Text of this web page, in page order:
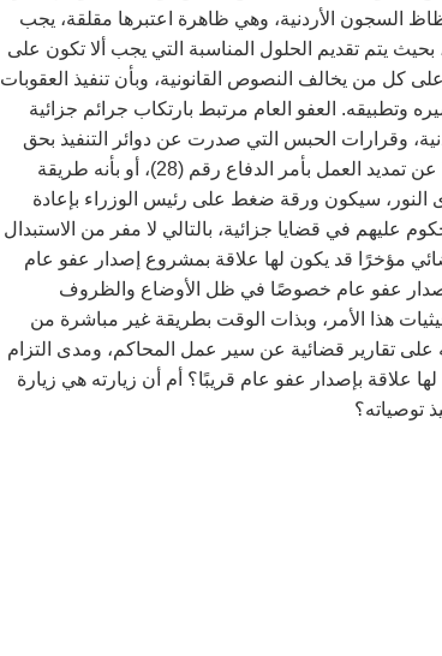
السجون الأردنية، وهي ظاهرة اعتبرها مقلقة، يجب
يتم تقديم الحلول المناسبة التي يجب ألا تكون على
كل من يخالف النصوص القانونية، وبأن تنفيذ العقوبات
وتطبيقه. العفو العام مرتبط بارتكاب جرائم جزائية
وقرارات الحبس التي صدرت عن دوائر التنفيذ بحق
المطلوبين على قضايا مالية. بالتالي، يخطئ من يعتقد بأن العفو العام سيكون بديلًا عن تمديد العمل بأمر الدفاع رقم (28)، أو بأنه طريقة
النور، سيكون ورقة ضغط على رئيس الوزراء بإعادة
عليهم في قضايا جزائية، بالتالي لا مفر من الاستبدال
مؤخرًا قد يكون لها علاقة بمشروع إصدار عفو عام
اصدار عفو عام خصوصًا في ظل الأوضاع والظروف
هذا الأمر، وبذات الوقت بطريقة غير مباشرة من
على تقارير قضائية عن سير عمل المحاكم، ومدى التزام
علاقة بإصدار عفو عام قريبًا؟ أم أن زيارته هي زيارة
توصياته؟